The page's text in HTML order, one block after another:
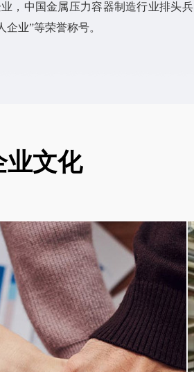
，中国金属压力容器制造行业排头兵
业”等荣誉称号。
业文化